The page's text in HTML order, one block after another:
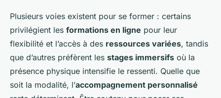
Plusieurs voies existent pour se former : certains
privilégient les formations en ligne pour leur
flexibilité et l’accès à des ressources variées, tandis
que d’autres préfèrent les stages immersifs où la
présence physique intensifie le ressenti. Quelle que
soit la modalité, l’accompagnement personnalisé